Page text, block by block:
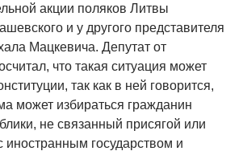
акции поляков Литвы
и у другого представителя
Мацкевича. Депутат от
что такая ситуация может
так как в ней говорится,
может избираться гражданин
не связанный присягой или
иностранным государством и